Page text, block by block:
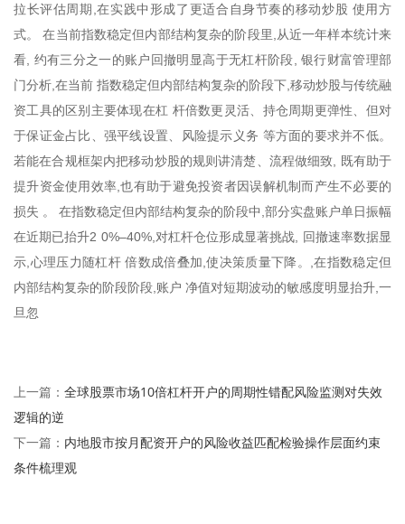
拉长评估周期,在实践中形成了更适合自身节奏的移动炒股 使用方
式。 在当前指数稳定但内部结构复杂的阶段里,从近一年样本统计来
看, 约有三分之一的账户回撤明显高于无杠杆阶段, 银行财富管理部
门分析,在当前 指数稳定但内部结构复杂的阶段下,移动炒股与传统融
资工具的区别主要体现在杠 杆倍数更灵活、持仓周期更弹性、但对
于保证金占比、强平线设置、风险提示义务 等方面的要求并不低。
若能在合规框架内把移动炒股的规则讲清楚、流程做细致, 既有助于
提升资金使用效率,也有助于避免投资者因误解机制而产生不必要的
损失 。 在指数稳定但内部结构复杂的阶段中,部分实盘账户单日振幅
在近期已抬升2 0%–40%,对杠杆仓位形成显著挑战, 回撤速率数据显
示,心理压力随杠杆 倍数成倍叠加,使决策质量下降。,在指数稳定但
内部结构复杂的阶段阶段,账户 净值对短期波动的敏感度明显抬升,一
旦忽
上一篇： 全球股票市场10倍杠杆开户的周期性错配风险监测对失效
逻辑的逆
下一篇： 内地股市按月配资开户的风险收益匹配检验操作层面约束
条件梳理观